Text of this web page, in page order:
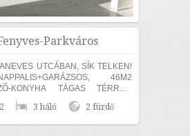
Parkváros
UTCÁBAN, SÍK TELKEN!
46M2
KONYHA TÁGAS TÉRREL,
STÍLUSÚ CSALÁDI
MŰSZAKI TARTALOMMAL,...
3 háló 2 fürdő